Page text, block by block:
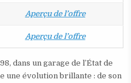
Aperçu de l’offre
Aperçu de l’offre
dans un garage de l’État de
une évolution brillante : de son